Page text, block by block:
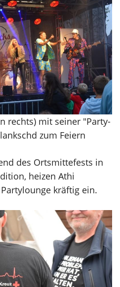
rechts) mit seiner "Party-
zum Feiern
des Ortsmittefests in
heizen Athi
kräftig ein.